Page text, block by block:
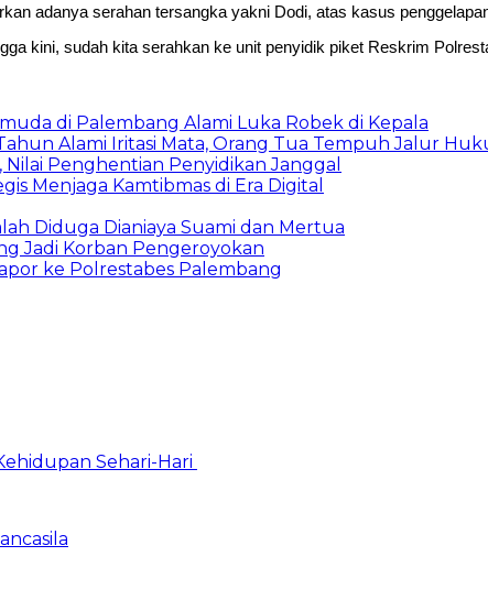
adanya serahan tersangka yakni Dodi, atas kasus
kini, sudah kita serahkan ke unit penyidik piket Reskrim
di Palembang Alami Luka Robek di Kepala
Alami Iritasi Mata, Orang Tua Tempuh Jalur
Penghentian Penyidikan Janggal
Menjaga Kamtibmas di Era Digital
Diduga Dianiaya Suami dan Mertua
Jadi Korban Pengeroyokan
ke Polrestabes Palembang
Sehari-Hari